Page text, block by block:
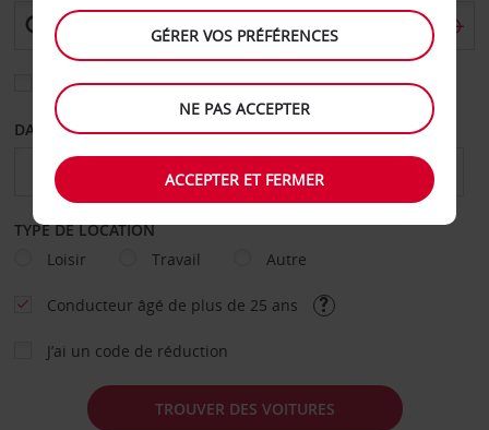
Sélectionnez une autre agence de retour
DATE DE DÉPART DATE DE RETOUR
TYPE DE LOCATION
Loisir
Travail Autre
Conducteur âgé de plus de 25 ans
J’ai un code de réduction
TROUVER DES VOITURES
GÉRER VOS PRÉFÉRENCES
NE PAS ACCEPTER
ACCEPTER ET FERMER